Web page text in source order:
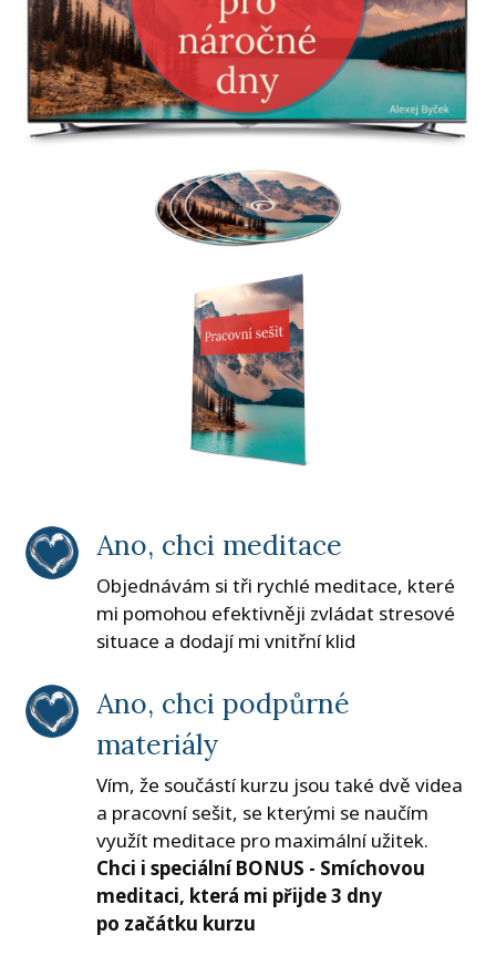
Ano, chci meditace
Objednávám si tři rychlé meditace, které
mi pomohou efektivněji zvládat stresové
situace a dodají mi vnitřní klid
Ano, chci podpůrné
materiály
Vím, že součástí kurzu jsou také dvě videa
a pracovní sešit, se kterými se naučím
využít meditace pro maximální užitek.
Chci i speciální BONUS - Smíchovou
meditaci, která mi přijde 3 dny
po začátku kurzu